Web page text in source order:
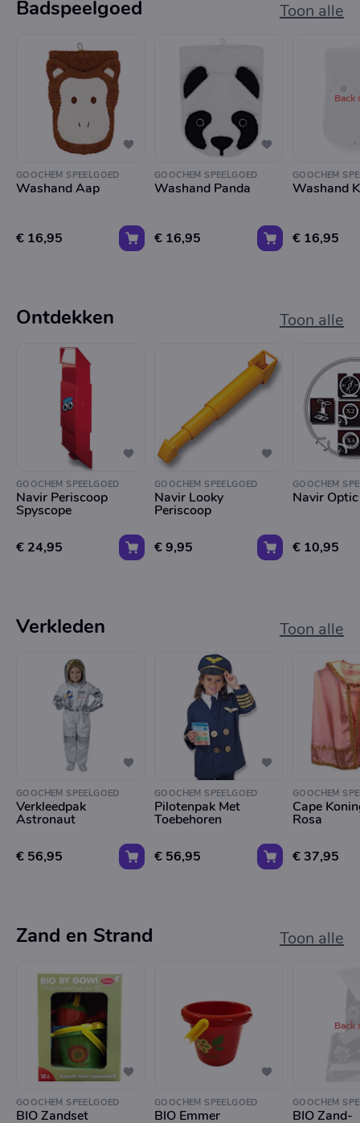
Badspeelgoed Toon alle
GOOCHEM SPEELGOED
Washand Aap
€ 16,95
GOOCHEM SPEELGOED
Washand Panda
€ 16,95
Back
GOOCHEM
Washand
€ 16,95
Ontdekken Toon alle
GOOCHEM SPEELGOED
Navir Periscoop
Spyscope
€ 24,95
GOOCHEM SPEELGOED
Navir Looky
Periscoop
€ 9,95
GOOCHEM
Navir
€ 10,95
Verkleden Toon alle
GOOCHEM SPEELGOED
Verkleedpak
Astronaut
€ 56,95
GOOCHEM SPEELGOED
Pilotenpak Met
Toebehoren
€ 56,95
GOOCHEM
Cape
Rosa
€ 37,95
Zand en Strand Toon alle
GOOCHEM SPEELGOED
BIO Zandset
GOOCHEM SPEELGOED
BIO Emmer
Back
GOOCHEM
BIO Zand-